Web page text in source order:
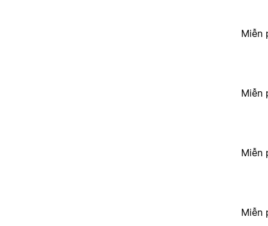
Miễn
Miễn
Miễn
Miễn